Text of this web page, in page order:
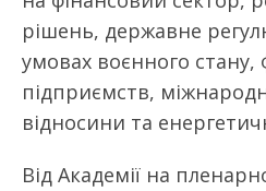
рішень, державне
умовах воєнного стану,
підприємств,
відносини та
Від Академії на